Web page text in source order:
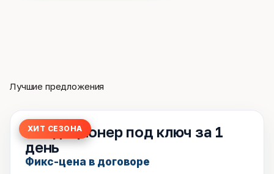
Лучшие предложения
ХИТ СЕЗОНА
Кондиционер под ключ за 1
день
Фикс-цена в договоре